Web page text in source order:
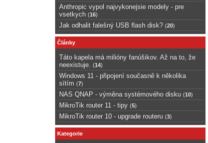
Anthropic vypol najvykonejsie modely - pre
vsetkych (16)
Jak odhalit falešný USB flash disk? (20)
Články
Táto kapela má milióny fanúšikov. Až na to, že
neexistuje.
(14)
Windows 11 - připojení současně k několika
sítím (7)
NAS QNAP - výměna systémového disku (10)
MikroTik router 11 - tipy (5)
MikroTik router 10 - upgrade routeru (3)
Kategorie